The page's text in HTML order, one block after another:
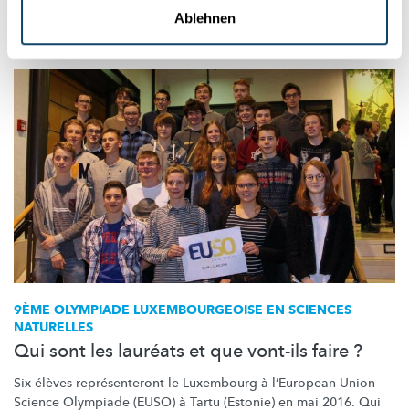
Ablehnen
9ÈME OLYMPIADE LUXEMBOURGEOISE EN SCIENCES
NATURELLES
Qui sont les lauréats et que vont-ils faire ?
Six élèves représenteront le Luxembourg à l’European Union
Science Olympiade (EUSO) à Tartu (Estonie) en mai 2016. Qui